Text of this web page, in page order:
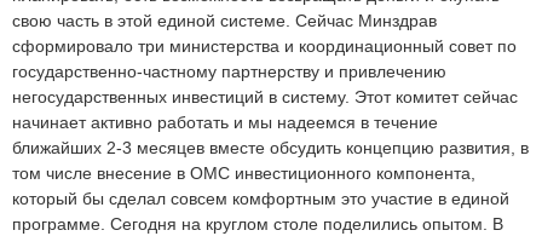
свою часть в этой единой системе. Сейчас Минздрав
сформировало три министерства и координационный совет по
государственно-частному партнерству и привлечению
негосударственных инвестиций в систему. Этот комитет сейчас
начинает активно работать и мы надеемся в течение
ближайших 2-3 месяцев вместе обсудить концепцию развития, в
том числе внесение в ОМС инвестиционного компонента,
который бы сделал совсем комфортным это участие в единой
программе. Сегодня на круглом столе поделились опытом. В